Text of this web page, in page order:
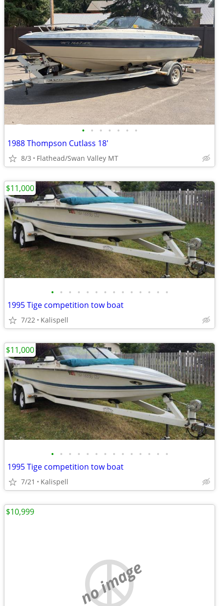
• • • • • • •
1988 Thompson Cutlass 18'
8/3 Flathead/Swan Valley MT
• • • • • • • • • • • • • •
1995 Tige competition tow boat
7/22 Kalispell
$11,000
• • • • • • • • • • • • • •
1995 Tige competition tow boat
7/21 Kalispell
$11,000
no image
$10,999